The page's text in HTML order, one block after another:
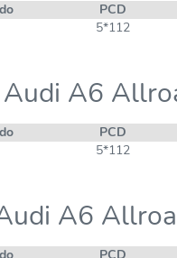
PCD
5*112
Audi A6
PCD
5*112
A6